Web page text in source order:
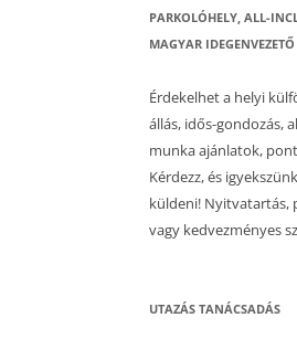
PARKOLÓHELY, ALL-
MAGYAR IDEGENVEZETŐ
Érdekelhet a helyi
állás, idős-gondozás,
munka ajánlatok,
Kérdezz, és
küldeni! Nyitvatartás,
vagy kedvezményes
UTAZÁS TANÁCSADÁS